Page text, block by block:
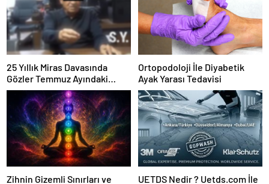
25 Yıllık Miras Davasında
Gözler Temmuz Ayındaki
Karar Duruşmasına Çevrildi
Ortopodoloji İle Diyabetik
Ayak Yarası Tedavisi
Zihnin Gizemli Sınırları ve
UETDS Nedir ? Uetds.com İle